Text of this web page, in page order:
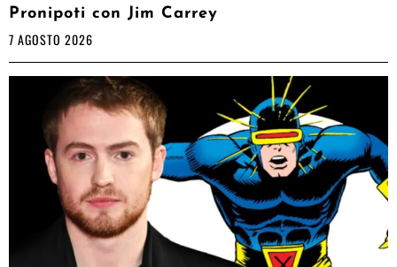
Pronipoti con Jim Carrey
7 AGOSTO 2026